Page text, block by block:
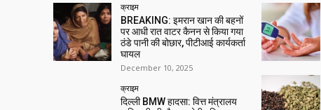
क्राइम
BREAKING: इमरान खान की बहनों
पर आधी रात वाटर कैनन से किया गया
ठंडे पानी की बोछार, पीटीआई कार्यकर्ता
घायल
December 10, 2025
क्राइम
दिल्ली BMW हादसा: वित्त मंत्रालय